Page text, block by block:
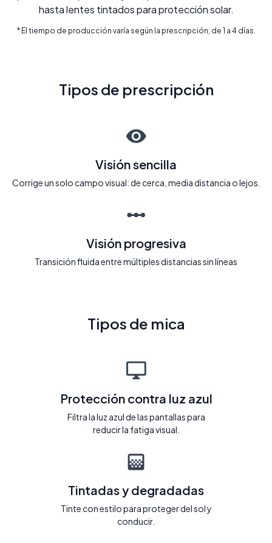
hasta lentes tintados para protección solar.
* El tiempo de producción varía según la prescripción, de 1 a 4 días.
Tipos de prescripción
Visión sencilla
Corrige un solo campo visual: de cerca, media distancia o lejos.
Visión progresiva
Transición fluida entre múltiples distancias sin líneas
Tipos de mica
Protección contra luz azul
Filtra la luz azul de las pantallas para
reducir la fatiga visual.
Tintadas y degradadas
Tinte con estilo para proteger del sol y
conducir.